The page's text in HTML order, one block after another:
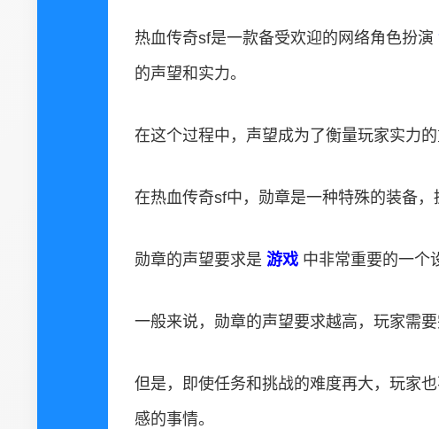
热血传奇sf是一款备受欢迎的网络角色扮演
的声望和实力。
在这个过程中，声望成为了衡量玩家实力的
在热血传奇sf中，勋章是一种特殊的装备
勋章的声望要求是 游戏 中非常重要的一个
一般来说，勋章的声望要求越高，玩家需
但是，即使任务和挑战的难度再大，玩家
感的事情。